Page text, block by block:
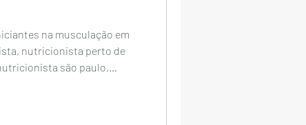
na musculação em
nutricionista perto de
são paulo,